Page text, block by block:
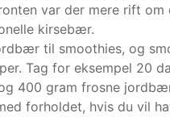
var der mere rift om
kirsebær.
til smoothies, og
Tag for eksempel 20
400 gram frosne
forholdet, hvis du vil